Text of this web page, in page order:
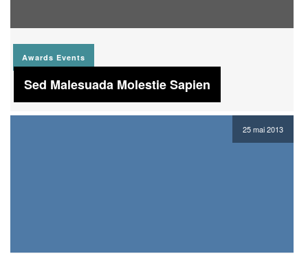
Awards Events
Sed Malesuada Molestie Sapien
25 mai 2013